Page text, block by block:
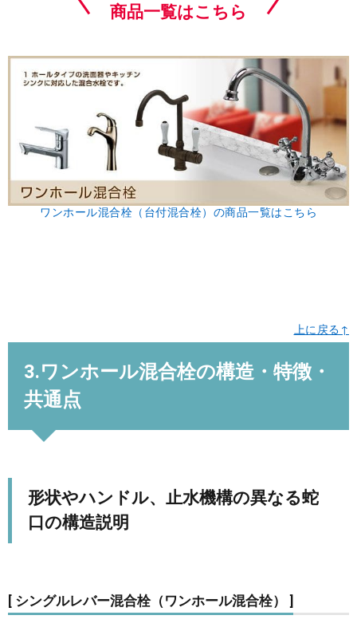
商品一覧はこちら
ワンホール混合栓（台付混合栓）の商品一覧はこちら
上に戻る↑
3.ワンホール混合栓の構造・特徴・
共通点
形状やハンドル、止水機構の異なる蛇
口の構造説明
[ シングルレバー混合栓（ワンホール混合栓） ]